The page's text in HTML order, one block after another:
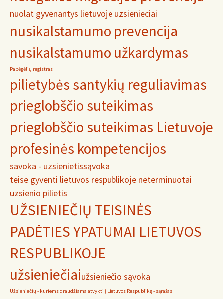
nuolat gyvenantys lietuvoje uzsienieciai
nusikalstamumo prevencija
nusikalstamumo užkardymas
Pabėgėlių registras
pilietybės santykių reguliavimas
prieglobščio suteikimas
prieglobščio suteikimas Lietuvoje
profesinės kompetencijos
savoka - uzsienietissąvoka
teise gyventi lietuvos respublikoje neterminuotai
uzsienio pilietis
UŽSIENIEČIŲ TEISINĖS
PADĖTIES YPATUMAI LIETUVOS
RESPUBLIKOJE
užsieniečiaiužsieniečio sąvoka
Užsieniečių - kuriems draudžiama atvykti į Lietuvos Respubliką - sąrašas